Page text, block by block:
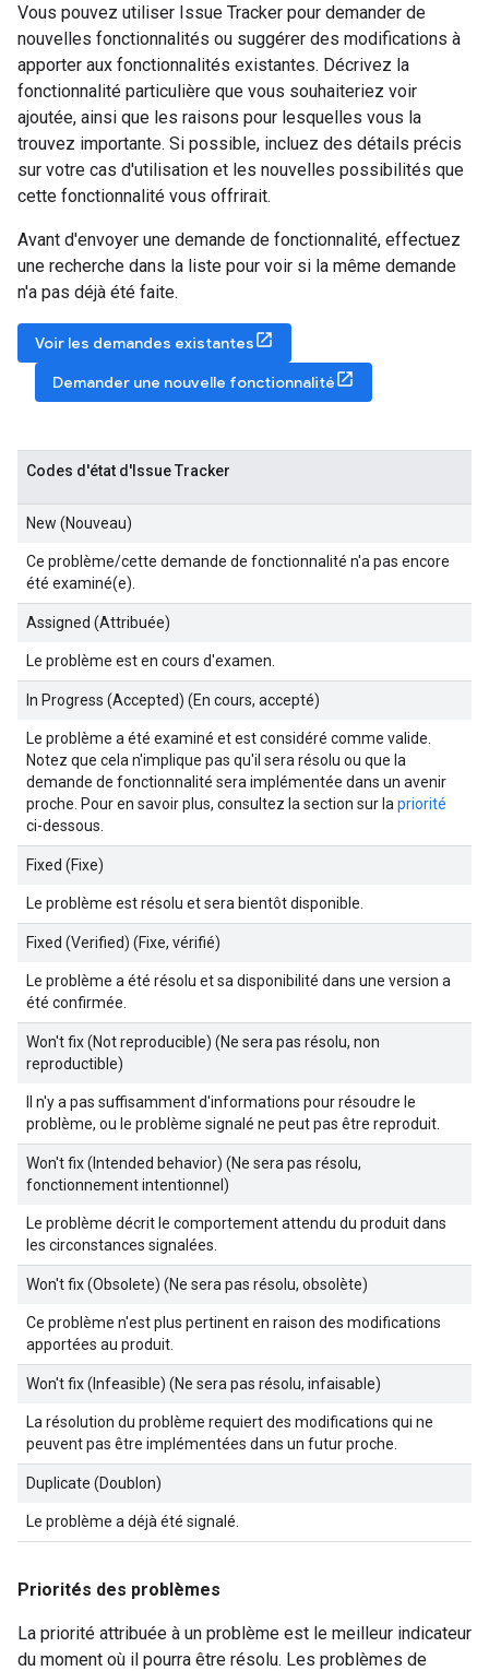
Vous pouvez utiliser Issue Tracker pour demander de
nouvelles fonctionnalités ou suggérer des modifications à
apporter aux fonctionnalités existantes. Décrivez la
fonctionnalité particulière que vous souhaiteriez voir
ajoutée, ainsi que les raisons pour lesquelles vous la
trouvez importante. Si possible, incluez des détails précis
sur votre cas d'utilisation et les nouvelles possibilités que
cette fonctionnalité vous offrirait.
Avant d'envoyer une demande de fonctionnalité, effectuez
une recherche dans la liste pour voir si la même demande
n'a pas déjà été faite.
Voir les demandes existantes
Demander une nouvelle fonctionnalité
Codes d'état d'Issue Tracker
New (Nouveau)
Ce problème/cette demande de fonctionnalité n'a pas encore
été examiné(e).
Assigned (Attribuée)
Le problème est en cours d'examen.
In Progress (Accepted) (En cours, accepté)
Le problème a été examiné et est considéré comme valide.
Notez que cela n'implique pas qu'il sera résolu ou que la
demande de fonctionnalité sera implémentée dans un avenir
proche. Pour en savoir plus, consultez la section sur la priorité
ci-dessous.
Fixed (Fixe)
Le problème est résolu et sera bientôt disponible.
Fixed (Verified) (Fixe, vérifié)
Le problème a été résolu et sa disponibilité dans une version a
été confirmée.
Won't fix (Not reproducible) (Ne sera pas résolu, non
reproductible)
Il n'y a pas suffisamment d'informations pour résoudre le
problème, ou le problème signalé ne peut pas être reproduit.
Won't fix (Intended behavior) (Ne sera pas résolu,
fonctionnement intentionnel)
Le problème décrit le comportement attendu du produit dans
les circonstances signalées.
Won't fix (Obsolete) (Ne sera pas résolu, obsolète)
Ce problème n'est plus pertinent en raison des modifications
apportées au produit.
Won't fix (Infeasible) (Ne sera pas résolu, infaisable)
La résolution du problème requiert des modifications qui ne
peuvent pas être implémentées dans un futur proche.
Duplicate (Doublon)
Le problème a déjà été signalé.
Priorités des problèmes
La priorité attribuée à un problème est le meilleur indicateur
du moment où il pourra être résolu. Les problèmes de